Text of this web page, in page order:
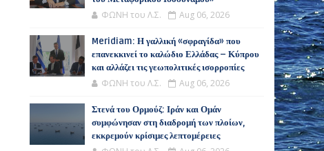
ΦΩΝΗ του Λ.Σ. Aug 06, 2026
Meridiam: Η γαλλική «σφραγίδα» που
επανεκκινεί το καλώδιο Ελλάδας – Κύπρου
και αλλάζει τις γεωπολιτικές ισορροπίες
ΦΩΝΗ του Λ.Σ. Aug 06, 2026
Στενά του Ορμούζ: Ιράν και Ομάν
συμφώνησαν στη διαδρομή των πλοίων,
εκκρεμούν κρίσιμες λεπτομέρειες